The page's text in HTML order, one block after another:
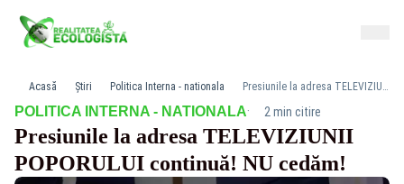
Acasă Știri Politica Interna - nationala Presiunile la adresa TELEVIZIUNII POPORULUI continuă! NU cedăm!
POLITICA INTERNA - NATIONALA· 2 min citire
Presiunile la adresa TELEVIZIUNII
POPORULUI continuă! NU cedăm!